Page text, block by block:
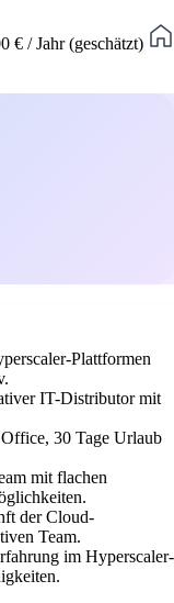
€ / Jahr (geschätzt)
Plattformen
IT-Distributor mit
30 Tage Urlaub
mit flachen
der Cloud-
Team.
im Hyperscaler-